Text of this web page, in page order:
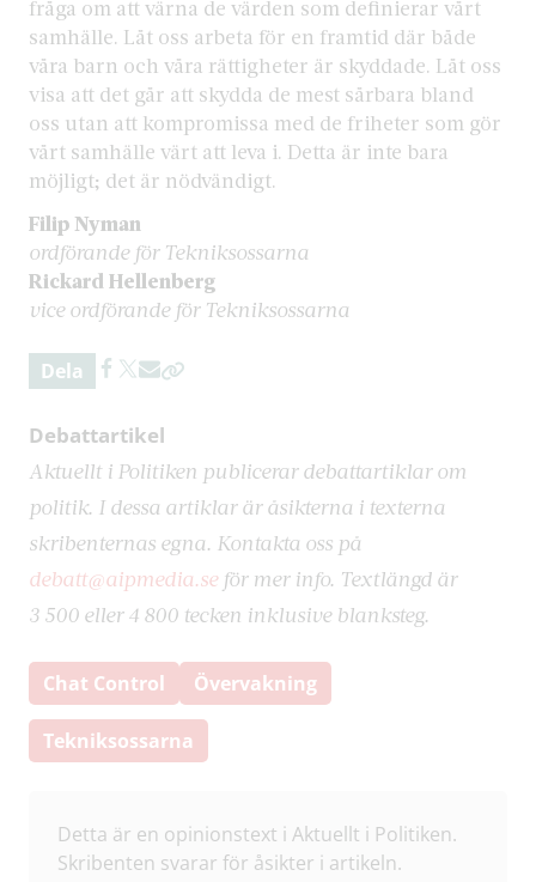
fråga om att värna de värden som definierar vårt
samhälle. Låt oss arbeta för en framtid där både
våra barn och våra rättigheter är skyddade. Låt oss
visa att det går att skydda de mest sårbara bland
oss utan att kompromissa med de friheter som gör
vårt samhälle värt att leva i. Detta är inte bara
möjligt; det är nödvändigt.
Filip Nyman
ordförande för Tekniksossarna
Rickard Hellenberg
vice ordförande för Tekniksossarna
Dela
Debattartikel
Aktuellt i Politiken publicerar debattartiklar om
politik. I dessa artiklar är åsikterna i texterna
skribenternas egna. Kontakta oss på
debatt@aipmedia.seför mer info. Textlängd är
3 500 eller 4 800 tecken inklusive blanksteg.
Chat Control Övervakning
Tekniksossarna
Detta är en opinionstext i Aktuellt i Politiken.
Skribenten svarar för åsikter i artikeln.